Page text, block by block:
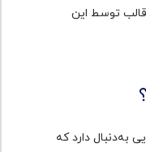
قالب توسط این
به‌دنبال دارد که